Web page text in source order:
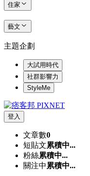
住家
藝文
主題企劃
大試用時代
社群影響力
StyleMe
登入
文章數0
短貼文累積中...
粉絲累積中...
關注中 累積中...